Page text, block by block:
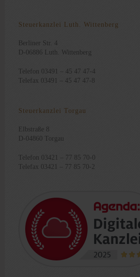
Steuerkanzlei Luth. Wittenberg
Berliner Str. 4
D-06886 Luth. Wittenberg
Telefon 03491 – 45 47 47-4
Telefax 03491 – 45 47 47-8
Steuerkanzlei Torgau
Elbstraße 8
D-04860 Torgau
Telefon 03421 – 77 85 70-0
Telefax 03421 – 77 85 70-2